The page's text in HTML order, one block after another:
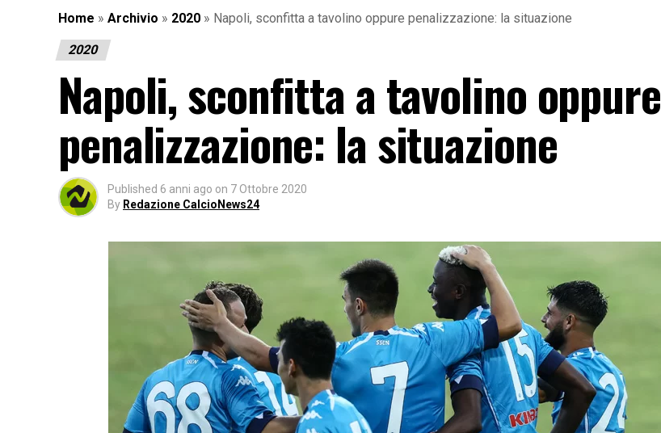
Home » Archivio » 2020 » Napoli, sconfitta a tavolino oppure penalizzazione: la situazione
2020
Napoli, sconfitta a tavolino oppure
penalizzazione: la situazione
Published 6 anni ago on 7 Ottobre 2020
By Redazione CalcioNews24